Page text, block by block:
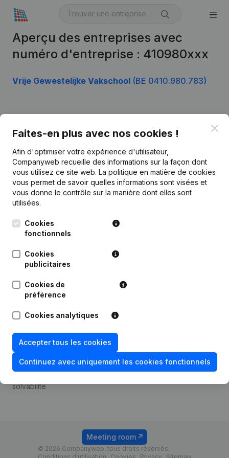
Aperçu des entreprises avec
numéro d'entreprise : 410980xxx
Vrije Gewestelijke Vakschool (BE 0410.980.783)
Faites-en plus avec nos cookies !
Afin d'optimiser votre expérience d'utilisateur,
Companyweb recueille des informations sur la façon dont
vous utilisez ce site web. La politique en matière de cookies
vous permet de savoir quelles informations sont visées et
vous donne le contrôle sur la manière dont elles sont
utilisées.
Cookies
fonctionnels
Cookies
publicitaires
Cookies de
préférence
Cookies analytiques
Accepter tous les cookies
Continuez avec uniquement les cookies fonctionnels
Français
Kantorenpark Everest
Leuvensesteenweg
1800 Vilvoorde
Informations d’entreprise
Monitoring
Recherche internationale
Prospection
Compliance et prévention
de la fraude
Consulter des comptes
Recherche de numéro de
TVA
solvabilité
Tarifs
© 2026 Companyweb, tous droits réservés.
Meeting room